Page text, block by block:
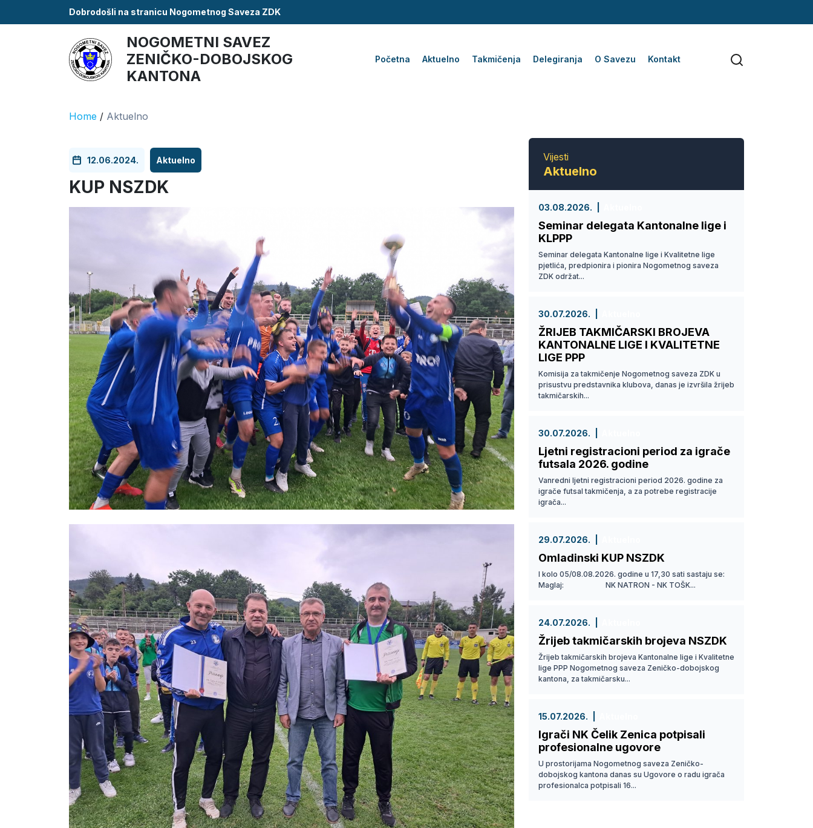
Dobrodošli na stranicu Nogometnog Saveza ZDK
NOGOMETNI SAVEZ
ZENIČKO-DOBOJSKOG
KANTONA
Početna Aktuelno Takmičenja Delegiranja O Savezu Kontakt
Home / Aktuelno
12.06.2024. Aktuelno
KUP NSZDK
Vijesti
Aktuelno
03.08.2026.
Seminar delegata Kantonalne lige i
KLPPP
Seminar delegata Kantonalne lige i Kvalitetne lige
pjetlića, predpionira i pionira Nogometnog saveza
ZDK održat...
30.07.2026.
ŽRIJEB TAKMIČARSKI BROJEVA
KANTONALNE LIGE I KVALITETNE
LIGE PPP
Komisija za takmičenje Nogometnog saveza ZDK u
prisustvu predstavnika klubova, danas je izvršila žrijeb
takmičarskih...
30.07.2026.
Ljetni registracioni period za igrače
futsala 2026. godine
Vanredni ljetni registracioni period 2026. godine za
igrače futsal takmičenja, a za potrebe registracije
igrača...
29.07.2026.
Omladinski KUP NSZDK
I kolo 05/08.08.2026. godine u 17,30 sati sastaju se:
Maglaj: NK NATRON - NK TOŠK...
24.07.2026.
Žrijeb takmičarskih brojeva NSZDK
Žrijeb takmičarskih brojeva Kantonalne lige i Kvalitetne
lige PPP Nogometnog saveza Zeničko-dobojskog
kantona, za takmičarsku...
15.07.2026.
Igrači NK Čelik Zenica potpisali
profesionalne ugovore
U prostorijama Nogometnog saveza Zeničko-
dobojskog kantona danas su Ugovore o radu igrača
profesionalca potpisali 16...